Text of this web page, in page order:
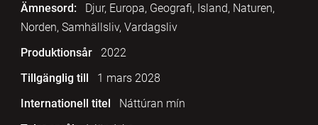
Ämnesord:
Djur, Europa, Geografi, Island, Naturen,
Norden, Samhällsliv, Vardagsliv
Produktionsår
2022
Tillgänglig till
1 mars 2028
Internationell titel
Náttúran mín